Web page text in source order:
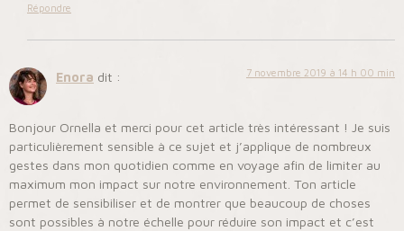
Répondre
Enora dit : 7 novembre 2019 à 14 h 00 min
Bonjour Ornella et merci pour cet article très intéressant ! Je suis
particulièrement sensible à ce sujet et j’applique de nombreux
gestes dans mon quotidien comme en voyage afin de limiter au
maximum mon impact sur notre environnement. Ton article
permet de sensibiliser et de montrer que beaucoup de choses
sont possibles à notre échelle pour réduire son impact et c’est